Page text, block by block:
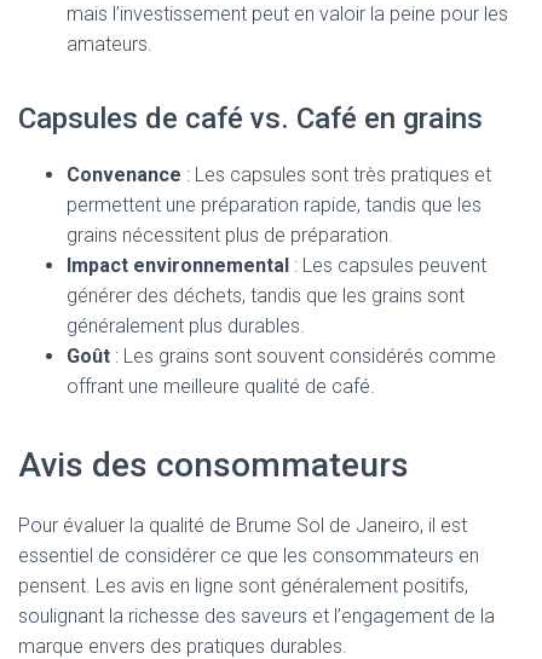
mais l’investissement peut en valoir la peine pour les
amateurs.
Capsules de café vs. Café en grains
Convenance : Les capsules sont très pratiques et
permettent une préparation rapide, tandis que les
grains nécessitent plus de préparation.
Impact environnemental : Les capsules peuvent
générer des déchets, tandis que les grains sont
généralement plus durables.
Goût : Les grains sont souvent considérés comme
offrant une meilleure qualité de café.
Avis des consommateurs
Pour évaluer la qualité de Brume Sol de Janeiro, il est
essentiel de considérer ce que les consommateurs en
pensent. Les avis en ligne sont généralement positifs,
soulignant la richesse des saveurs et l’engagement de la
marque envers des pratiques durables.